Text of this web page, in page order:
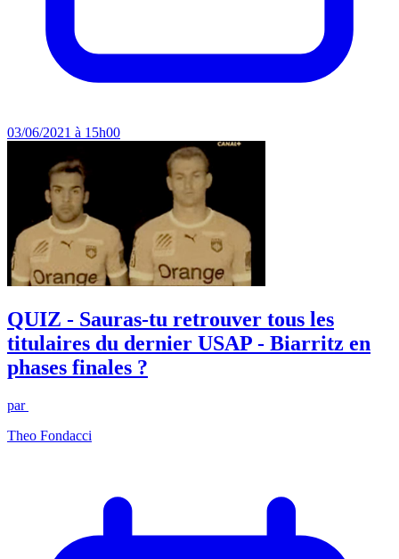
03/06/2021 à 15h00
QUIZ - Sauras-tu retrouver tous les
titulaires du dernier USAP - Biarritz en
phases finales ?
par
Theo Fondacci